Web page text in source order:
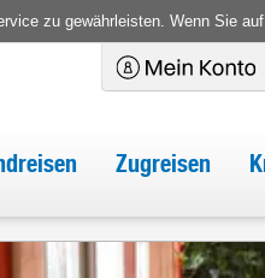
zu gewährleisten. Wenn Sie
Zugreisen